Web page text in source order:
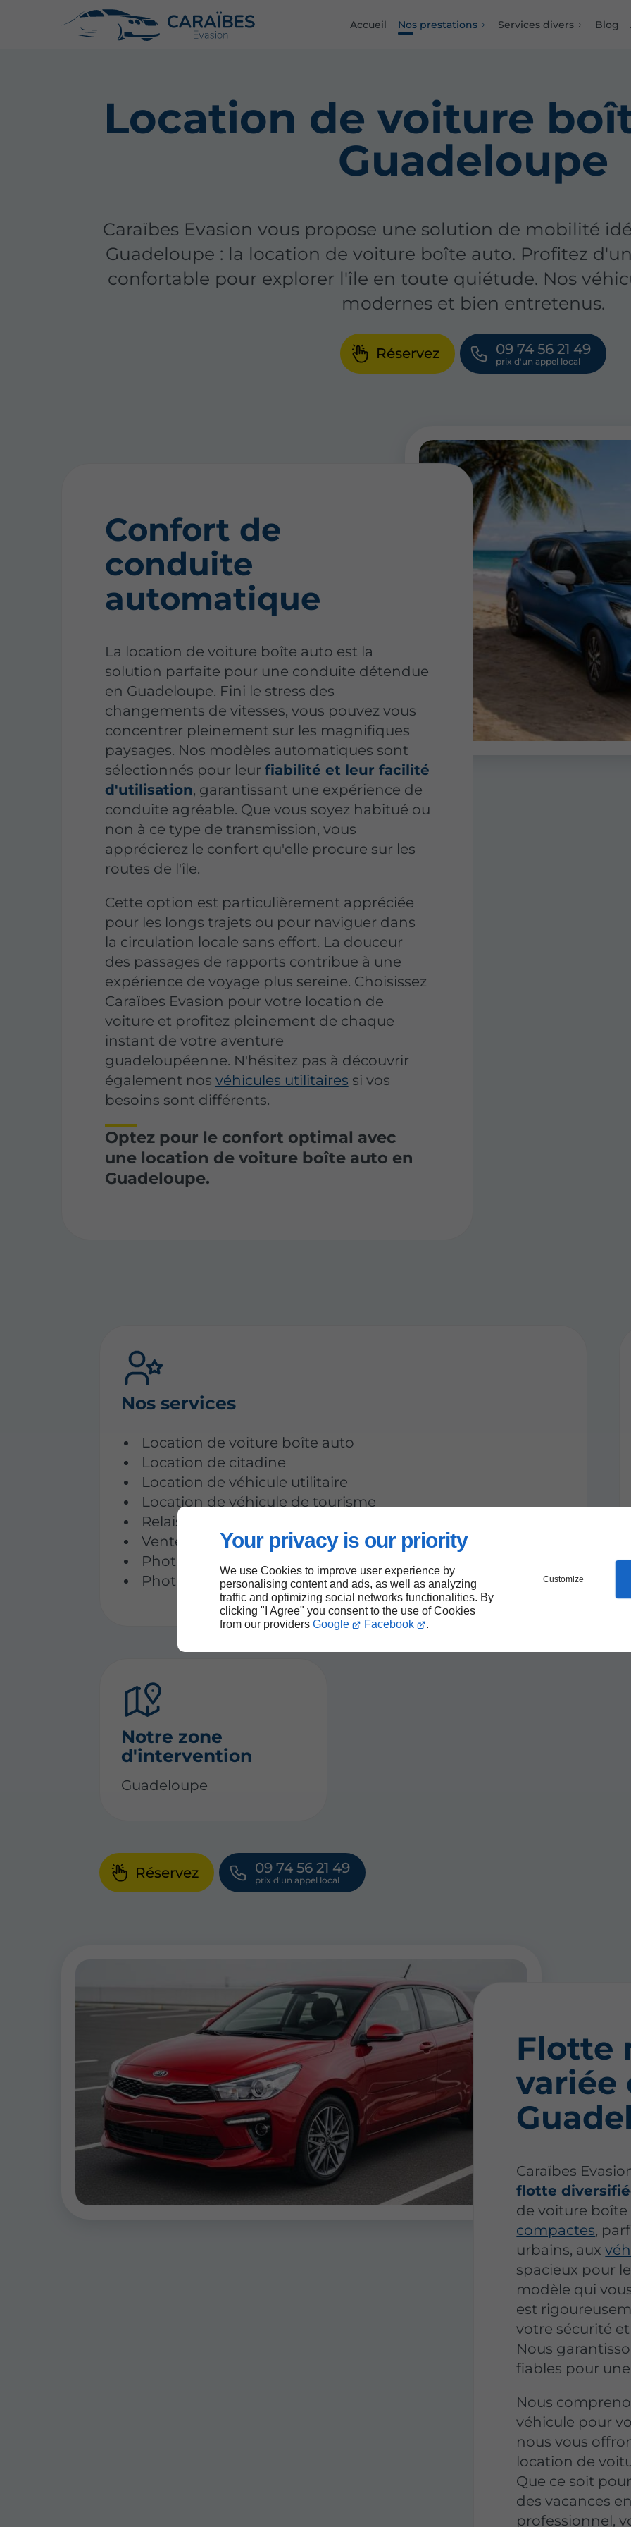
Your privacy is our priority
We use Cookies to improve user experience by
personalising content and ads, as well as analyzing
traffic and optimizing social networks functionalities. By
clicking "I Agree" you consent to the use of Cookies
from our providers Google Facebook .
Customize
Accueil Nos prestations Services divers Blog
Location de voiture
Guadeloupe
Caraïbes Evasion vous propose une solution de mobilité
Guadeloupe : la location de voiture boîte auto. Profitez
confortable pour explorer l'île en toute quiétude. Nos
modernes et bien entretenus.
Réservez 09 74 56 21 49
Confort de
conduite
automatique
La location de voiture boîte auto est la
solution parfaite pour une conduite détendue
en Guadeloupe. Fini le stress des
changements de vitesses, vous pouvez vous
concentrer pleinement sur les magnifiques
paysages. Nos modèles automatiques sont
sélectionnés pour leur fiabilité et leur facilité
d'utilisation, garantissant une expérience de
conduite agréable. Que vous soyez habitué ou
non à ce type de transmission, vous
apprécierez le confort qu'elle procure sur les
routes de l'île.
Cette option est particulièrement appréciée
pour les longs trajets ou pour naviguer dans
la circulation locale sans effort. La douceur
des passages de rapports contribue à une
expérience de voyage plus sereine. Choisissez
Caraïbes Evasion pour votre location de
voiture et profitez pleinement de chaque
instant de votre aventure
guadeloupéenne. N'hésitez pas à découvrir
également nos véhicules utilitaires si vos
besoins sont différents.
Optez pour le confort optimal avec
une location de voiture boîte auto en
Guadeloupe.
Nos services
Location de voiture boîte auto
Location de citadine
Location de véhicule utilitaire
Location de véhicule de tourisme
Relais de poste
Vente de timbre
Photocopie
Photos pour pièces d’identité
Notre zone
d'intervention
Guadeloupe
Réservez 09 74 56 21 49
Flotte
variée
Caraïbes
flotte
de voiture boîte
compactes,
urbains, aux
spacieux pour
modèle qui
est
votre sécurité
Nous
fiables pour
Nous
véhicule pour
nous vous
location de
Que ce soit
des vacances
professionnel,